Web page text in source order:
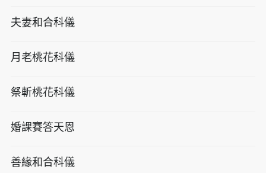
夫妻和合科儀
月老桃花科儀
祭斬桃花科儀
婚課賽答天恩
善緣和合科儀